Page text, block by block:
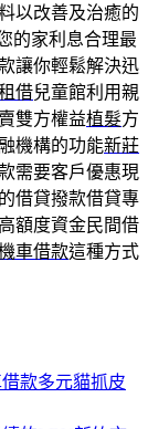
以改善及治癒的
的家利息合理最
讓你輕鬆解決迅
借兒童館利用親
雙方權益植髮方
機構的功能新莊
需要客戶優惠現
借貸撥款借貸專
額度資金民間借
車借款這種方式
款多元貓抓皮